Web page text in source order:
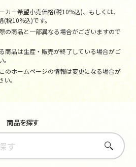
ー希望小売価格(税10%込)、もしくは、
税10%込)です。
の商品と一部異なる場合がございますので
商品は生産・販売が終了している場合がご
のホームページの情報は変更になる場合が
。
商品を探す
さがす